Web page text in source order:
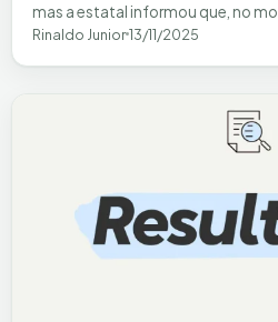
mas a estatal informou que, no
realização…
Rinaldo Junior13/11/2025